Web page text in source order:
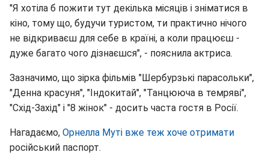
"Я хотіла б пожити тут декілька місяців і зніматися в
кіно, тому що, будучи туристом, ти практично нічого
не відкриваєш для себе в країні, а коли працюєш -
дуже багато чого дізнаєшся", - пояснила актриса.
Зазначимо, що зірка фільмів "Шербурзькі парасольки",
"Денна красуня", "Індокитай", "Танцююча в темряві",
"Схід-Захід" і "8 жінок" - досить часта гостя в Росії.
Нагадаємо, Орнелла Муті вже теж хоче отримати
російський паспорт.